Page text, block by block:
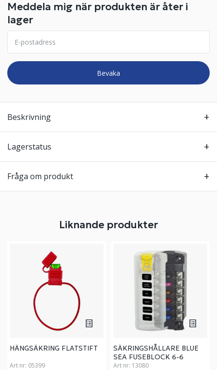
Meddela mig när produkten är åter i
lager
Bevaka
Beskrivning
Lagerstatus
Fråga om produkt
Liknande produkter
HÄNGSÄKRING FLATSTIFT
Art nr: 05399
SÄKRINGSHÅLLARE BLUE
SEA FUSEBLOCK 6-6
Art nr: 13080